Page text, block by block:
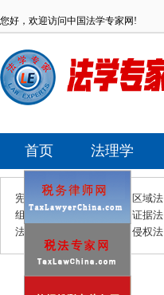
您好，欢迎访问中国法学专家网!
首页 法理学
宪法学 立法法 区域法
组织法
证据法
法理学
侵权法